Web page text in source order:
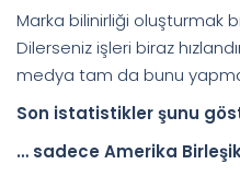
Marka bilinirliği oluşturmak
Dilerseniz işleri biraz
medya tam da bunu
Son istatistikler şunu
… sadece Amerika